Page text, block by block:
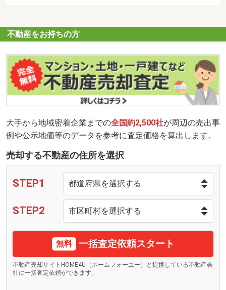
不動産をお持ちの方
大手から地域密着企業までの全国約2,500社が周辺の売出事
例や公示地価等のデータを参考に査定価格を算出します。
売却する不動産の住所を選択
STEP1
STEP2
無料 一括査定依頼スタート
不動産売却サイトHOME4U（ホームフォーユー）と提携している不動産会
社に一括査定依頼ができます。